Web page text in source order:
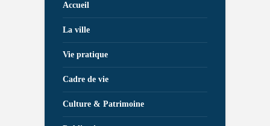
Accueil
La ville
Vie pratique
Cadre de vie
Culture & Patrimoine